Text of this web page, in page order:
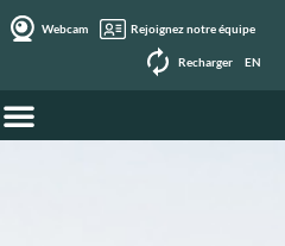
Webcam Rejoignez notre équipe
Recharger EN